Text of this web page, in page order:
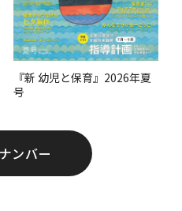
『新 幼児と保育』2026年夏
号
ンバー